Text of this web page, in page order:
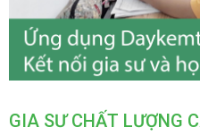
GIA SƯ CHẤT LƯỢNG